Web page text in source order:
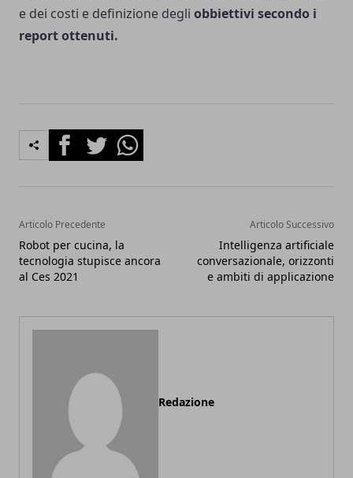
e dei costi e definizione degli obbiettivi secondo i
report ottenuti.
FacebookTwitterWhatsapp
Articolo Precedente
Robot per cucina, la
tecnologia stupisce ancora
al Ces 2021
Articolo Successivo
Intelligenza artificiale
conversazionale, orizzonti
e ambiti di applicazione
Redazione